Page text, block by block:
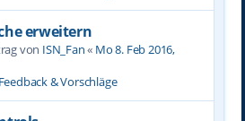
erweitern
von ISN_Fan« Mo 8. Feb 2016,
Feedback & Vorschläge